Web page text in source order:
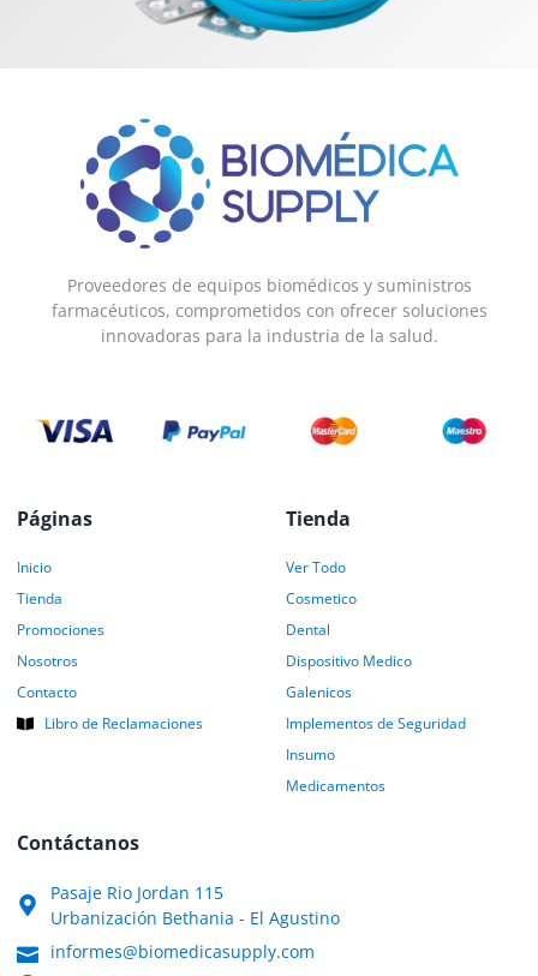
Proveedores de equipos biomédicos y suministros
farmacéuticos, comprometidos con ofrecer soluciones
innovadoras para la industria de la salud.
Páginas
Inicio
Tienda
Promociones
Nosotros
Contacto
Libro de Reclamaciones
Tienda
Ver Todo
Cosmetico
Dental
Dispositivo Medico
Galenicos
Implementos de Seguridad
Insumo
Medicamentos
Contáctanos
Pasaje Rio Jordan 115
Urbanización Bethania - El Agustino
informes@biomedicasupply.com